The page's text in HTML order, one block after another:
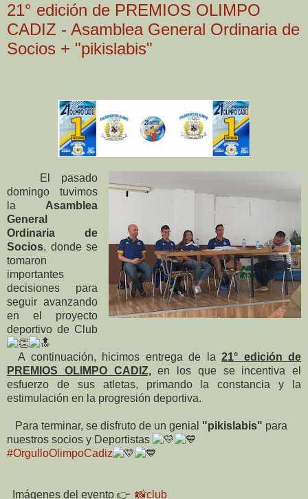
21° edición de PREMIOS OLIMPO
CADIZ - Asamblea General Ordinaria de
Socios + "pikislabis"
El pasado
domingo tuvimos
la Asamblea
General
Ordinaria de
Socios, donde se
tomaron
importantes
decisiones para
seguir avanzando
en el proyecto
deportivo de Club
A continuación, hicimos entrega de la 21° edición de
PREMIOS OLIMPO CADIZ,en los que se incentiva el
esfuerzo de sus atletas, primando la constancia y la
estimulación en la progresión deportiva.
Para terminar, se disfruto de un genial "pikislabis" para
nuestros socios y Deportistas
#OrgulloOlimpoCadiz
Imágenes del evento 👉 📸club